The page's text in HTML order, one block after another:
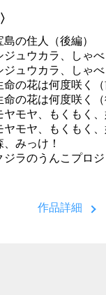
の住人（後編）
ウカラ、しゃべ
ウカラ、しゃべ
花は何度咲く（
花は何度咲く（
ヤ、もくもく、
ヤ、もくもく、
みっけ！
のうんこプロジ
作品詳細